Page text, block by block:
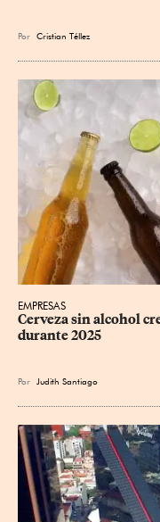
Por Cristian Téllez
EMPRESAS
Cerveza sin alcohol
durante 2025
Por Judith Santiago